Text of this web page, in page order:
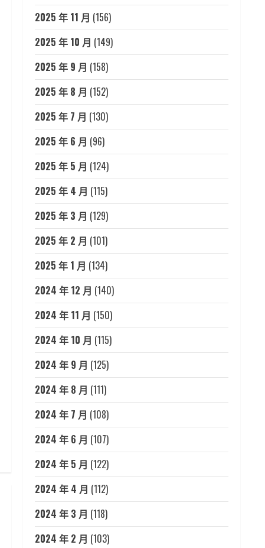
2025 年 11 月 (156)
2025 年 10 月 (149)
2025 年 9 月 (158)
2025 年 8 月 (152)
2025 年 7 月 (130)
2025 年 6 月 (96)
2025 年 5 月 (124)
2025 年 4 月 (115)
2025 年 3 月 (129)
2025 年 2 月 (101)
2025 年 1 月 (134)
2024 年 12 月 (140)
2024 年 11 月 (150)
2024 年 10 月 (115)
2024 年 9 月 (125)
2024 年 8 月 (111)
2024 年 7 月 (108)
2024 年 6 月 (107)
2024 年 5 月 (122)
2024 年 4 月 (112)
2024 年 3 月 (118)
2024 年 2 月 (103)